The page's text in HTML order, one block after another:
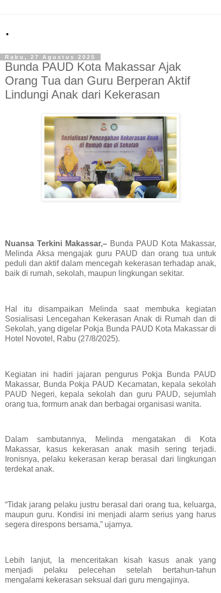
.
Rabu, 27 Agustus 2025
Bunda PAUD Kota Makassar Ajak
Orang Tua dan Guru Berperan Aktif
Lindungi Anak dari Kekerasan
Nuansa Terkini Makassar,– Bunda PAUD Kota Makassar,
Melinda Aksa mengajak guru PAUD dan orang tua untuk
peduli dan aktif dalam mencegah kekerasan terhadap anak,
baik di rumah, sekolah, maupun lingkungan sekitar.
Hal itu disampaikan Melinda saat membuka kegiatan
Sosialisasi Lencegahan Kekerasan Anak di Rumah dan di
Sekolah, yang digelar Pokja Bunda PAUD Kota Makassar di
Hotel Novotel, Rabu (27/8/2025).
Kegiatan ini hadiri jajaran pengurus Pokja Bunda PAUD
Makassar, Bunda Pokja PAUD Kecamatan, kepala sekolah
PAUD Negeri, kepala sekolah dan guru PAUD, sejumlah
orang tua, formum anak dan berbagai organisasi wanita.
Dalam sambutannya, Melinda mengatakan di Kota
Makassar, kasus kekerasan anak masih sering terjadi.
Ironisnya, pelaku kekerasan kerap berasal dari lingkungan
terdekat anak.
“Tidak jarang pelaku justru berasal dari orang tua, keluarga,
maupun guru. Kondisi ini menjadi alarm serius yang harus
segera direspons bersama,” ujarnya.
Lebih lanjut, Ia menceritakan kisah kasus anak yang
menjadi pelaku pelecehan setelah bertahun-tahun
mengalami kekerasan seksual dari guru mengajinya.